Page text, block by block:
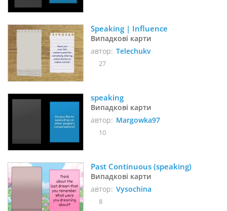
Speaking | Influence
Випадкові карти
автор: Telechukv
27
speaking
Випадкові карти
автор: Margowka97
10
Past Continuous (speaking)
Випадкові карти
автор: Vysochina
8